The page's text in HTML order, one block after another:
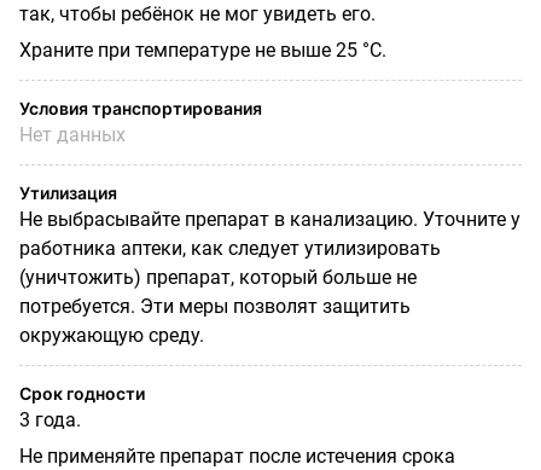
так, чтобы ребёнок не мог увидеть его.
Храните при температуре не выше 25 °С.
Условия транспортирования
Нет данных
Утилизация
Не выбрасывайте препарат в канализацию. Уточните у
работника аптеки, как следует утилизировать
(уничтожить) препарат, который больше не
потребуется. Эти меры позволят защитить
окружающую среду.
Срок годности
3 года.
Не применяйте препарат после истечения срока